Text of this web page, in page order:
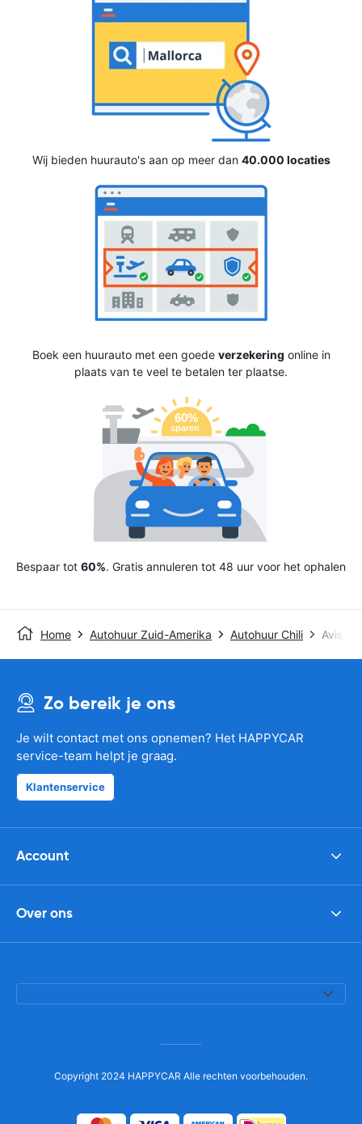
Wij bieden huurauto's aan op meer dan 40.000 locaties
Boek een huurauto met een goede verzekering online in
plaats van te veel te betalen ter plaatse.
Bespaar tot 60%. Gratis annuleren tot 48 uur voor het ophalen
Home Autohuur Zuid-Amerika Autohuur Chili Avis
Zo bereik je ons
Je wilt contact met ons opnemen? Het HAPPYCAR
service-team helpt je graag.
Klantenservice
Account
Over ons
Copyright 2024 HAPPYCAR Alle rechten voorbehouden.